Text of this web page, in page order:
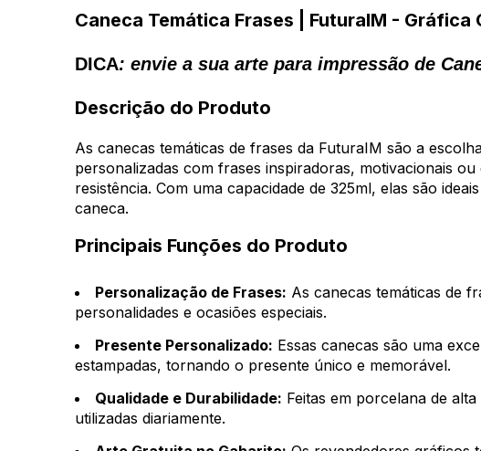
Caneca Temática Frases | FuturaIM - Gráfica
DICA: envie a sua arte para impressão de
Descrição do Produto
As canecas temáticas de frases da FuturaIM são a
personalizadas com frases inspiradoras, motivacionais
resistência. Com uma capacidade de 325ml, elas são
caneca.
Principais Funções do Produto
Personalização de Frases: As canecas temáticas de
personalidades e ocasiões especiais.
Presente Personalizado: Essas canecas são uma
estampadas, tornando o presente único e memorável.
Qualidade e Durabilidade: Feitas em porcelana de
utilizadas diariamente.